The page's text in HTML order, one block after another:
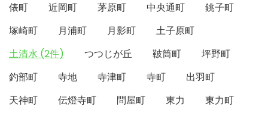
俵町
近岡町 茅原町 中央通町
銚子町
塚崎町
月浦町 月影町
土子原町
土清水 (2件)
つつじが丘 鞁筒町
坪野町
釣部町
寺地 寺津町 寺町
出羽町
天神町
伝燈寺町 問屋町 東力
東力町